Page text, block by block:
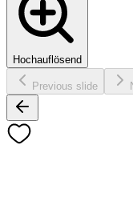
Hochauflösend
Previous slide